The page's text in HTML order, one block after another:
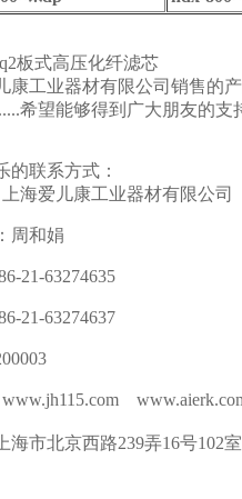
板式高压化纤滤芯
康工业器材有限公司销售的
希望能够得到广大朋友的支
的联系方式：
海爱儿康工业器材有限公司
周和娟
21-63274635
21-63274637
海市北京西路239弄16号102室